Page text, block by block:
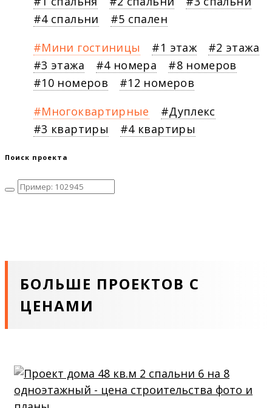
4 спальни
5 спален
Мини гостиницы
1 этаж
2 этажа
3 этажа
4 номера
8 номеров
10 номеров
12 номеров
Многоквартирные
Дуплекс
3 квартиры
4 квартиры
Поиск проекта
БОЛЬШЕ ПРОЕКТОВ С
ЦЕНАМИ